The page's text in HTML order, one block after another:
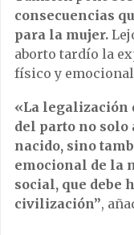
consecuencias
para la mujer.
aborto tardío la
físico y
«La legalización
del parto no solo
nacido, sino
emocional de la
social, que debe
civilización”,